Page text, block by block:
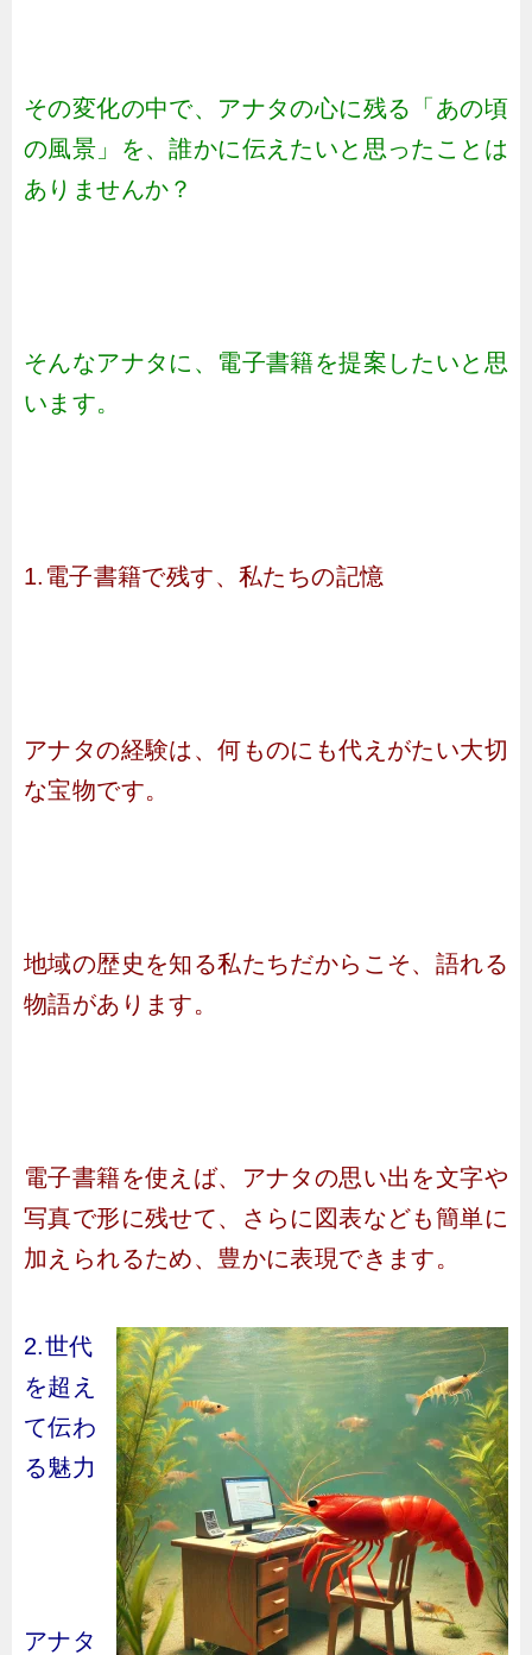
その変化の中で、アナタの心に残る「あの頃
の風景」を、誰かに伝えたいと思ったことは
ありませんか？
そんなアナタに、電子書籍を提案したいと思
います。
1.電子書籍で残す、私たちの記憶
アナタの経験は、何ものにも代えがたい大切
な宝物です。
地域の歴史を知る私たちだからこそ、語れる
物語があります。
電子書籍を使えば、アナタの思い出を文字や
写真で形に残せて、さらに図表なども簡単に
加えられるため、豊かに表現できます。
2.世代
を超え
て伝わ
る魅力
アナタ